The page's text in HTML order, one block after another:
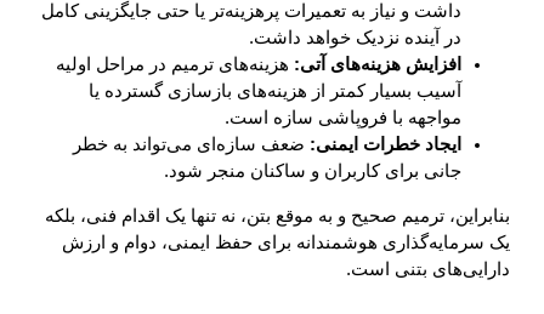
داشت و نیاز به تعمیرات پرهزینه‌تر یا حتی جایگزینی کامل
در آینده نزدیک خواهد داشت.
افزایش هزینه‌های آتی: هزینه‌های ترمیم در مراحل اولیه
آسیب بسیار کمتر از هزینه‌های بازسازی گسترده یا
مواجهه با فروپاشی سازه است.
ایجاد خطرات ایمنی: ضعف سازه‌ای می‌تواند به خطر
جانی برای کاربران و ساکنان منجر شود.
بنابراین، ترمیم صحیح و به موقع بتن، نه تنها یک اقدام فنی، بلکه
یک سرمایه‌گذاری هوشمندانه برای حفظ ایمنی، دوام و ارزش
دارایی‌های بتنی است.